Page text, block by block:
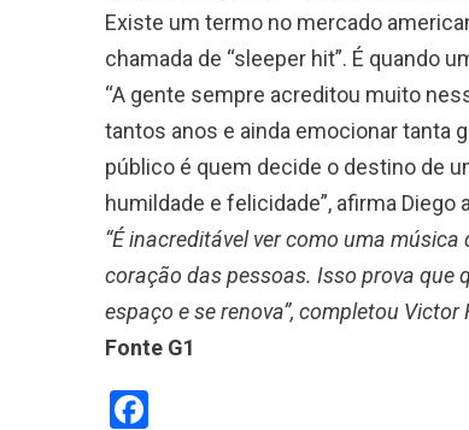
Existe um termo no mercado
chamada de “sleeper hit”. É quando
“A gente sempre acreditou muito
tantos anos e ainda emocionar tanta
público é quem decide o destino de
humildade e felicidade”, afirma Diego
“É inacreditável ver como uma
coração das pessoas. Isso prova que
espaço e se renova”, completou Victor
Fonte G1